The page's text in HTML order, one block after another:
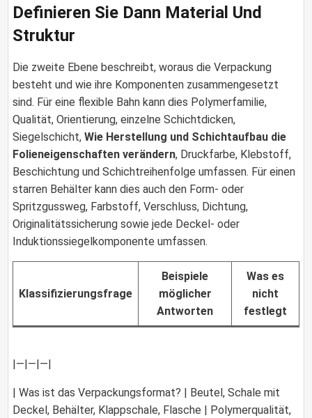
Definieren Sie Dann Material Und
Struktur
Die zweite Ebene beschreibt, woraus die Verpackung
besteht und wie ihre Komponenten zusammengesetzt
sind. Für eine flexible Bahn kann dies Polymerfamilie,
Qualität, Orientierung, einzelne Schichtdicken,
Siegelschicht, Wie Herstellung und Schichtaufbau die
Folieneigenschaften verändern, Druckfarbe, Klebstoff,
Beschichtung und Schichtreihenfolge umfassen. Für einen
starren Behälter kann dies auch den Form- oder
Spritzgussweg, Farbstoff, Verschluss, Dichtung,
Originalitätssicherung sowie jede Deckel- oder
Induktionssiegelkomponente umfassen.
Klassifizierungsfrage
Beispiele
möglicher
Antworten
Was es
nicht
festlegt
|—|—|—|
| Was ist das Verpackungsformat? | Beutel, Schale mit
Deckel, Behälter, Klappschale, Flasche | Polymerqualität,